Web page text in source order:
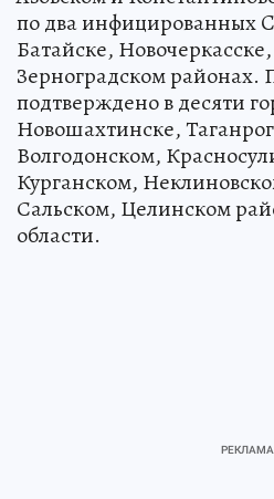
по два инфицированных
Батайске,
Зерноградском районах.
подтверждено в десяти
Новошахтинске,
Волгодонском,
Курганском,
Сальском, Целинском
области.